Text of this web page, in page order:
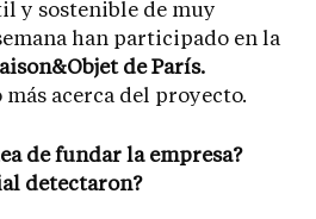
y sostenible de muy
han participado en la
de París.
más acerca del proyecto.
de fundar la empresa?
detectaron?